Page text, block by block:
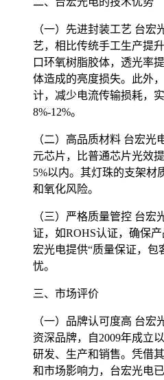
（一）先进封装工艺 台宏
艺，相比传统手工生产提
口环氧树脂胶体，透光率
体造成的亮度损失。此外
计，减少电流传输损耗，
8%-12%。
（二）高品质材料 台宏光
元芯片，比普通芯片光效
5%以内。其灯珠的支架材
和氧化风险。
（三）严格质量管控 台宏
证，如ROHS认证，确保
宏光电提供“质量保证，包
忧。
三、市场评价
（一）品牌认可度高 台
资深品牌，自2009年成立
研发、生产和销售。凭借
和市场影响力，台宏光电